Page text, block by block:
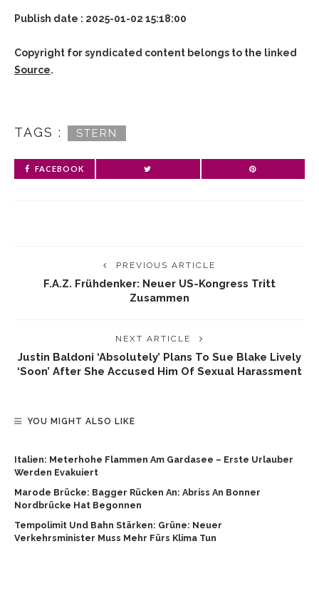
Publish date : 2025-01-02 15:18:00
Copyright for syndicated content belongs to the linked
Source.
TAGS : STERN
FACEBOOK
PREVIOUS ARTICLE
F.A.Z. Frühdenker: Neuer US-Kongress Tritt
Zusammen
NEXT ARTICLE
Justin Baldoni ‘absolutely’ Plans To Sue Blake Lively
‘soon’ After She Accused Him Of Sexual Harassment
YOU MIGHT ALSO LIKE
Italien: Meterhohe Flammen Am Gardasee – Erste Urlauber
Werden Evakuiert
Marode Brücke: Bagger Rücken An: Abriss An Bonner
Nordbrücke Hat Begonnen
Tempolimit Und Bahn Stärken: Grüne: Neuer
Verkehrsminister Muss Mehr Fürs Klima Tun